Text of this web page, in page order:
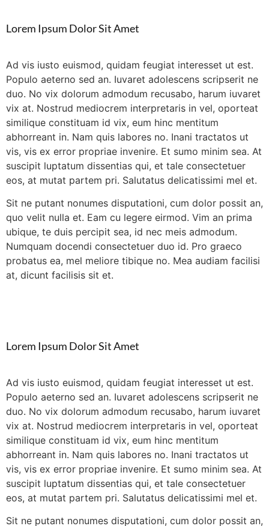
Lorem Ipsum Dolor Sit Amet
Ad vis iusto euismod, quidam feugiat interesset ut est.
Populo aeterno sed an. Iuvaret adolescens scripserit ne
duo. No vix dolorum admodum recusabo, harum iuvaret
vix at. Nostrud mediocrem interpretaris in vel, oporteat
similique constituam id vix, eum hinc mentitum
abhorreant in. Nam quis labores no. Inani tractatos ut
vis, vis ex error propriae invenire. Et sumo minim sea. At
suscipit luptatum dissentias qui, et tale consectetuer
eos, at mutat partem pri. Salutatus delicatissimi mel et.
Sit ne putant nonumes disputationi, cum dolor possit an,
quo velit nulla et. Eam cu legere eirmod. Vim an prima
ubique, te duis percipit sea, id nec meis admodum.
Numquam docendi consectetuer duo id. Pro graeco
probatus ea, mel meliore tibique no. Mea audiam facilisi
at, dicunt facilisis sit et.
Lorem Ipsum Dolor Sit Amet
Ad vis iusto euismod, quidam feugiat interesset ut est.
Populo aeterno sed an. Iuvaret adolescens scripserit ne
duo. No vix dolorum admodum recusabo, harum iuvaret
vix at. Nostrud mediocrem interpretaris in vel, oporteat
similique constituam id vix, eum hinc mentitum
abhorreant in. Nam quis labores no. Inani tractatos ut
vis, vis ex error propriae invenire. Et sumo minim sea. At
suscipit luptatum dissentias qui, et tale consectetuer
eos, at mutat partem pri. Salutatus delicatissimi mel et.
Sit ne putant nonumes disputationi, cum dolor possit an,